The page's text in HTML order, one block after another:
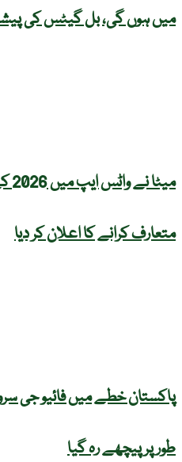
میں ہوں گی، بل گیٹس کی
متعارف کرانے کا اعلان کر دیا
پاکستان خطے میں فائیو جی
طور پر پیچھے رہ گیا